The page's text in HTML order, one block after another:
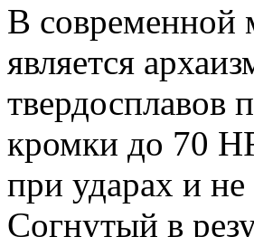
В современной
является
твердосплавов
кромки до 70
при ударах и не
Согнутый в